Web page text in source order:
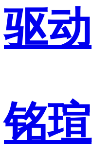
驱动
铭瑄